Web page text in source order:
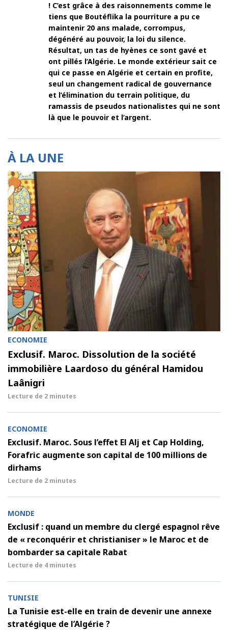
! C’est grâce à des raisonnements comme le
tiens que Boutéflika la pourriture a pu ce
maintenir 20 ans malade, corrompus,
dégénéré au pouvoir, la loi du silence.
Résultat, un tas de hyènes ce sont gavé et
ont pillés l’Algérie. Le monde extérieur sait ce
qui ce passe en Algérie et certain en profite,
seul un changement radical de gouvernance
et l’élimination du terrain politique, du
ramassis de pseudos nationalistes qui ne sont
là que le pouvoir et l’argent.
À LA UNE
ECONOMIE
Exclusif. Maroc. Dissolution de la société
immobilière Laardoso du général Hamidou
Laânigri
Lecture de 2 minutes
ECONOMIE
Exclusif. Maroc. Sous l’effet El Alj et Cap Holding,
Forafric augmente son capital de 100 millions de
dirhams
Lecture de 2 minutes
MONDE
Exclusif : quand un membre du clergé espagnol rêve
de « reconquérir et christianiser » le Maroc et de
bombarder sa capitale Rabat
Lecture de 4 minutes
TUNISIE
La Tunisie est-elle en train de devenir une annexe
stratégique de l’Algérie ?